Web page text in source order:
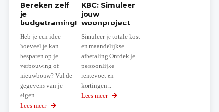
Bereken zelf
je
budgetraming!
Heb je een idee
hoeveel je kan
besparen op je
verbouwing of
nieuwbouw? Vul de
gegevens van je
eigen...
Lees meer over
KBC: Simuleer
jouw
woonproject
Simuleer je totale kost
en maandelijkse
afbetaling Ontdek je
persoonlijke
rentevoet en
kortingen...
Lees meer over